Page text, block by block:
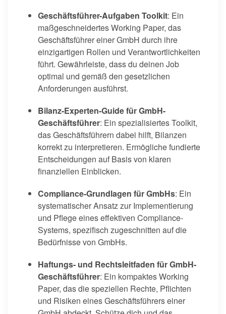
Geschäftsführer-Aufgaben Toolkit: Ein
maßgeschneidertes Working Paper, das
Geschäftsführer einer GmbH durch ihre
einzigartigen Rollen und Verantwortlichkeiten
führt. Gewährleiste, dass du deinen Job
optimal und gemäß den gesetzlichen
Anforderungen ausführst.
Bilanz-Experten-Guide für GmbH-
Geschäftsführer: Ein spezialisiertes Toolkit,
das Geschäftsführern dabei hilft, Bilanzen
korrekt zu interpretieren. Ermögliche fundierte
Entscheidungen auf Basis von klaren
finanziellen Einblicken.
Compliance-Grundlagen für GmbHs: Ein
systematischer Ansatz zur Implementierung
und Pflege eines effektiven Compliance-
Systems, spezifisch zugeschnitten auf die
Bedürfnisse von GmbHs.
Haftungs- und Rechtsleitfaden für GmbH-
Geschäftsführer: Ein kompaktes Working
Paper, das die speziellen Rechte, Pflichten
und Risiken eines Geschäftsführers einer